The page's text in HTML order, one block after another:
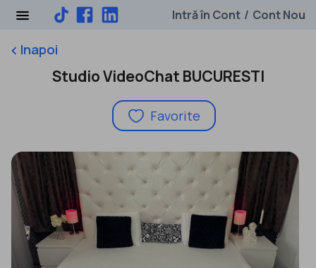
Intră în Cont / Cont Nou
keyboard_arrow_leftInapoi
Studio VideoChat BUCURESTI
Favorite